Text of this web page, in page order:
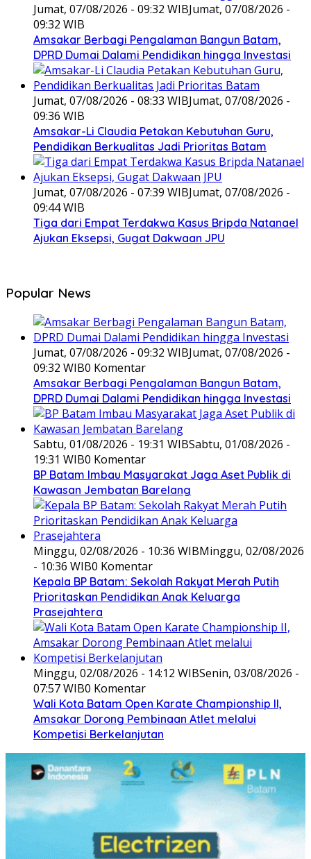
Jumat, 07/08/2026 - 09:32 WIBJumat, 07/08/2026 -
09:32 WIB
Amsakar Berbagi Pengalaman Bangun Batam,
DPRD Dumai Dalami Pendidikan hingga Investasi
Jumat, 07/08/2026 - 08:33 WIBJumat, 07/08/2026 -
09:36 WIB
Amsakar-Li Claudia Petakan Kebutuhan Guru,
Pendidikan Berkualitas Jadi Prioritas Batam
Jumat, 07/08/2026 - 07:39 WIBJumat, 07/08/2026 -
09:44 WIB
Tiga dari Empat Terdakwa Kasus Bripda Natanael
Ajukan Eksepsi, Gugat Dakwaan JPU
Popular News
Jumat, 07/08/2026 - 09:32 WIBJumat, 07/08/2026 -
09:32 WIB0 Komentar
Amsakar Berbagi Pengalaman Bangun Batam,
DPRD Dumai Dalami Pendidikan hingga Investasi
Sabtu, 01/08/2026 - 19:31 WIBSabtu, 01/08/2026 -
19:31 WIB0 Komentar
BP Batam Imbau Masyarakat Jaga Aset Publik di
Kawasan Jembatan Barelang
Minggu, 02/08/2026 - 10:36 WIBMinggu, 02/08/2026
- 10:36 WIB0 Komentar
Kepala BP Batam: Sekolah Rakyat Merah Putih
Prioritaskan Pendidikan Anak Keluarga
Prasejahtera
Minggu, 02/08/2026 - 14:12 WIBSenin, 03/08/2026 -
07:57 WIB0 Komentar
Wali Kota Batam Open Karate Championship II,
Amsakar Dorong Pembinaan Atlet melalui
Kompetisi Berkelanjutan